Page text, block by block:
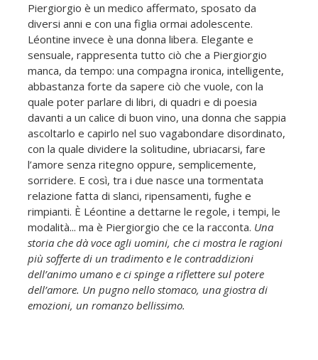
Piergiorgio è un medico affermato, sposato da
diversi anni e con una figlia ormai adolescente.
Léontine invece è una donna libera. Elegante e
sensuale, rappresenta tutto ciò che a Piergiorgio
manca, da tempo: una compagna ironica, intelligente,
abbastanza forte da sapere ciò che vuole, con la
quale poter parlare di libri, di quadri e di poesia
davanti a un calice di buon vino, una donna che sappia
ascoltarlo e capirlo nel suo vagabondare disordinato,
con la quale dividere la solitudine, ubriacarsi, fare
l’amore senza ritegno oppure, semplicemente,
sorridere. E così, tra i due nasce una tormentata
relazione fatta di slanci, ripensamenti, fughe e
rimpianti. È Léontine a dettarne le regole, i tempi, le
modalità... ma è Piergiorgio che ce la racconta. Una
storia che dà voce agli uomini, che ci mostra le ragioni
più sofferte di un tradimento e le contraddizioni
dell’animo umano e ci spinge a riflettere sul potere
dell’amore. Un pugno nello stomaco, una giostra di
emozioni, un romanzo bellissimo.